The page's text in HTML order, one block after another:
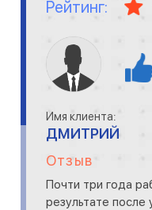
Рейтинг:
Имя клиента:
ДМИТРИЙ
Отзыв
Почти три года
результате после